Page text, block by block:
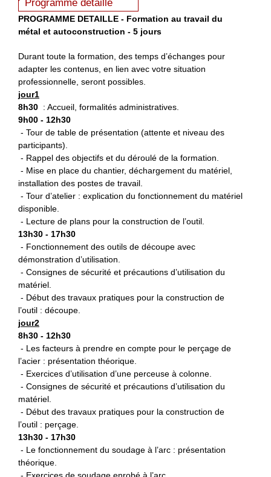
Programme détaillé
PROGRAMME DETAILLE - Formation au travail du
métal et autoconstruction - 5 jours
Durant toute la formation, des temps d’échanges pour
adapter les contenus, en lien avec votre situation
professionnelle, seront possibles.
jour1
8h30 : Accueil, formalités administratives.
9h00 - 12h30
- Tour de table de présentation (attente et niveau des
participants).
- Rappel des objectifs et du déroulé de la formation.
- Mise en place du chantier, déchargement du matériel,
installation des postes de travail.
- Tour d’atelier : explication du fonctionnement du matériel
disponible.
- Lecture de plans pour la construction de l’outil.
13h30 - 17h30
- Fonctionnement des outils de découpe avec
démonstration d’utilisation.
- Consignes de sécurité et précautions d’utilisation du
matériel.
- Début des travaux pratiques pour la construction de
l’outil : découpe.
jour2
8h30 - 12h30
- Les facteurs à prendre en compte pour le perçage de
l’acier : présentation théorique.
- Exercices d’utilisation d’une perceuse à colonne.
- Consignes de sécurité et précautions d’utilisation du
matériel.
- Début des travaux pratiques pour la construction de
l’outil : perçage.
13h30 - 17h30
- Le fonctionnement du soudage à l’arc : présentation
théorique.
- Exercices de soudage enrobé à l’arc.